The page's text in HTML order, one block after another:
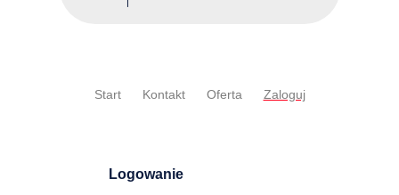
Start Kontakt Oferta Zaloguj
Logowanie